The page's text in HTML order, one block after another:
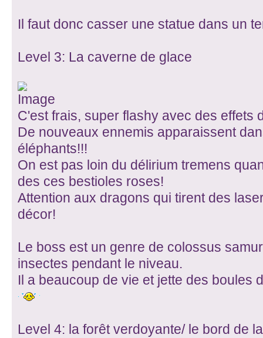
Il faut donc casser une statue dans un
Level 3: La caverne de glace
C'est frais, super flashy avec des effets
De nouveaux ennemis apparaissent
éléphants!!!
On est pas loin du délirium tremens
des ces bestioles roses!
Attention aux dragons qui tirent des
décor!
Le boss est un genre de colossus
insectes pendant le niveau.
Il a beaucoup de vie et jette des boules
Level 4: la forêt verdoyante/ le bord de